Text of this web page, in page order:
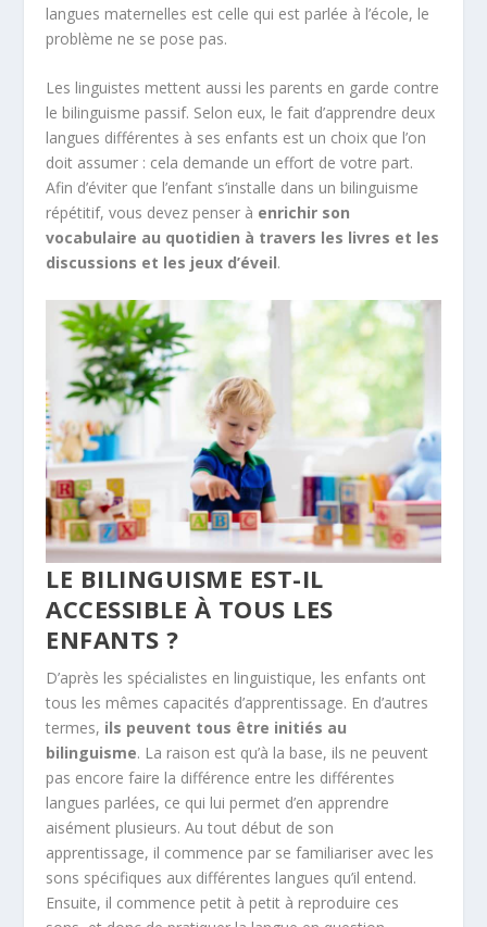
langues maternelles est celle qui est parlée à l’école, le
problème ne se pose pas.
Les linguistes mettent aussi les parents en garde contre
le bilinguisme passif. Selon eux, le fait d’apprendre deux
langues différentes à ses enfants est un choix que l’on
doit assumer : cela demande un effort de votre part.
Afin d’éviter que l’enfant s’installe dans un bilinguisme
répétitif, vous devez penser à enrichir son
vocabulaire au quotidien à travers les livres et les
discussions et les jeux d’éveil.
LE BILINGUISME EST-IL
ACCESSIBLE À TOUS LES
ENFANTS ?
D’après les spécialistes en linguistique, les enfants ont
tous les mêmes capacités d’apprentissage. En d’autres
termes, ils peuvent tous être initiés au
bilinguisme. La raison est qu’à la base, ils ne peuvent
pas encore faire la différence entre les différentes
langues parlées, ce qui lui permet d’en apprendre
aisément plusieurs. Au tout début de son
apprentissage, il commence par se familiariser avec les
sons spécifiques aux différentes langues qu’il entend.
Ensuite, il commence petit à petit à reproduire ces